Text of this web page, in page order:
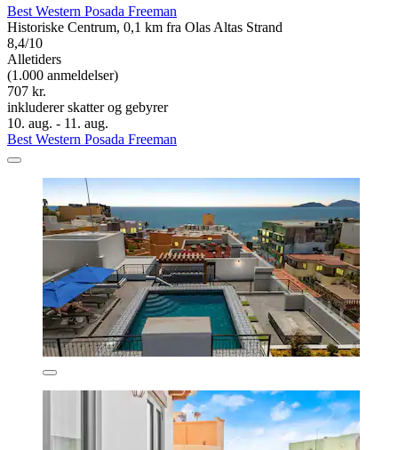
Best Western Posada Freeman
Historiske Centrum, 0,1 km fra Olas Altas Strand
8,4/10
Alletiders
(1.000 anmeldelser)
707 kr.
inkluderer skatter og gebyrer
10. aug. - 11. aug.
Best Western Posada Freeman